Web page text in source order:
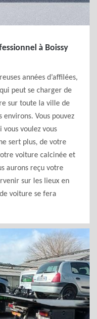
à Boissy
années d’affilées,
peut se charger de
sur toute la ville de
environs. Vous pouvez
vous voulez vous
sert plus, de votre
voiture calcinée et
aurons reçu votre
sur les lieux en
voiture se fera